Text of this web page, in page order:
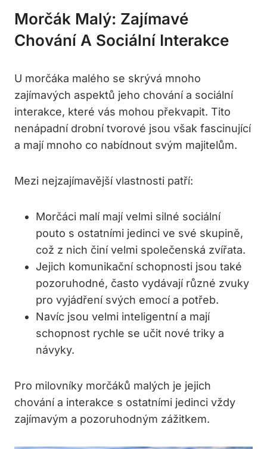
Morčák Malý: Zajímavé
Chování A Sociální Interakce
U morčáka malého se skrývá mnoho
zajímavých aspektů jeho chování a sociální
interakce, které vás mohou překvapit. Tito
nenápadní drobní tvorové jsou však fascinující
a mají mnoho co nabídnout svým majitelům.
Mezi nejzajímavější vlastnosti patří:
Morčáci malí mají velmi silné sociální
pouto s ostatními jedinci ve své skupině,
což z nich činí velmi společenská zvířata.
Jejich komunikační schopnosti jsou také
pozoruhodné, často vydávají různé zvuky
pro vyjádření svých emocí a potřeb.
Navíc jsou velmi inteligentní a mají
schopnost rychle se učit nové triky a
návyky.
Pro milovníky morčáků malých je jejich
chování a interakce s ostatními jedinci vždy
zajímavým a pozoruhodným zážitkem.